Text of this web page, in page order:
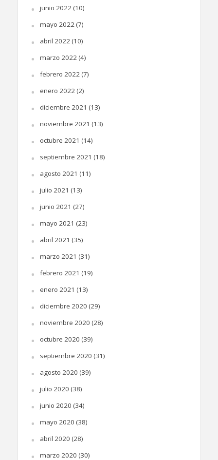
junio 2022(10)
mayo 2022(7)
abril 2022(10)
marzo 2022(4)
febrero 2022(7)
enero 2022(2)
diciembre 2021 (13)
noviembre 2021 (13)
octubre 2021 (14)
septiembre 2021 (18)
agosto 2021 (11)
julio 2021 (13)
junio 2021 (27)
mayo 2021 (23)
abril 2021 (35)
marzo 2021 (31)
febrero 2021 (19)
enero 2021 (13)
diciembre 2020 (29)
noviembre 2020 (28)
octubre 2020 (39)
septiembre 2020 (31)
agosto 2020 (39)
julio 2020 (38)
junio 2020 (34)
mayo 2020 (38)
abril 2020 (28)
marzo 2020 (30)